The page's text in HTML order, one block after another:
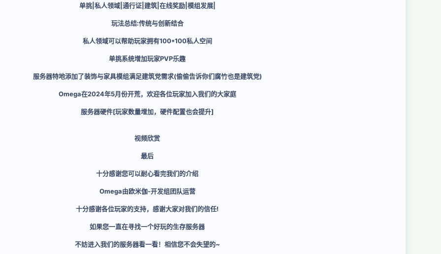
单挑|私人领域|通行证|建筑|在线奖励|模组发展|
玩法总结:传统与创新结合
私人领域可以帮助玩家拥有100*100私人空间
单挑系统增加玩家PVP乐趣
服务器特地添加了装饰与家具模组满足建筑党需求(偷偷告诉你们腐竹也是建筑党)
Omega在2024年5月份开荒，欢迎各位玩家加入我们的大家庭
服务器硬件[玩家数量增加，硬件配置也会提升]
视频欣赏
最后
十分感谢您可以耐心看完我们的介绍
Omega由欧米伽-开发组团队运营
十分感谢各位玩家的支持，感谢大家对我们的信任!
如果您一直在寻找一个好玩的生存服务器
不妨进入我们的服务器看一看！相信您不会失望的~